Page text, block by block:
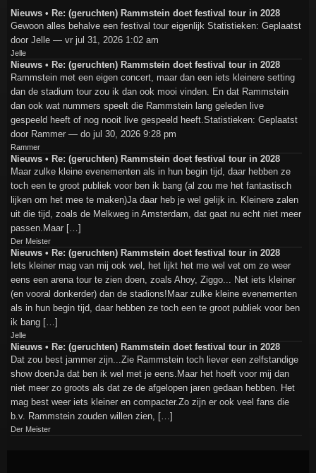
Nieuws • Re: (geruchten) Rammstein doet festival tour in 2028
Gewoon alles behalve een festival tour eigenlijk Statistieken: Geplaatst
door Jelle — vr jul 31, 2026 1:02 am
Jelle
Nieuws • Re: (geruchten) Rammstein doet festival tour in 2028
Rammstein met een eigen concert, maar dan een iets kleinere setting
dan de stadium tour zou ik dan ook mooi vinden. En dat Rammstein
dan ook wat nummers speelt die Rammstein lang geleden live
gespeeld heeft of nog nooit live gespeeld heeft.Statistieken: Geplaatst
door Rammer — do jul 30, 2026 9:28 pm
Rammer
Nieuws • Re: (geruchten) Rammstein doet festival tour in 2028
Maar zulke kleine evenementen als in hun begin tijd, daar hebben ze
toch een te groot publiek voor ben ik bang (al zou me het fantastisch
lijken om het mee te maken)Ja daar heb je wel gelijk in. Kleinere zalen
uit die tijd, zoals de Melkweg in Amsterdam, dat gaat nu echt niet meer
passen.Maar […]
Der Meister
Nieuws • Re: (geruchten) Rammstein doet festival tour in 2028
Iets kleiner mag van mij ook wel, het lijkt het me wel vet om ze weer
eens een arena tour te zien doen, zoals Ahoy, Ziggo... Net iets kleiner
(en vooral donkerder) dan de stadions!Maar zulke kleine evenementen
als in hun begin tijd, daar hebben ze toch een te groot publiek voor ben
ik bang […]
Jelle
Nieuws • Re: (geruchten) Rammstein doet festival tour in 2028
Dat zou best jammer zijn...Zie Rammstein toch liever een zelfstandige
show doenJa dat ben ik wel met je eens.Maar het hoeft voor mij dan
niet meer zo groots als dat ze de afgelopen jaren gedaan hebben. Het
mag best weer iets kleiner en compacter.Zo zijn er ook veel fans die
b.v. Rammstein zouden willen zien, […]
Der Meister